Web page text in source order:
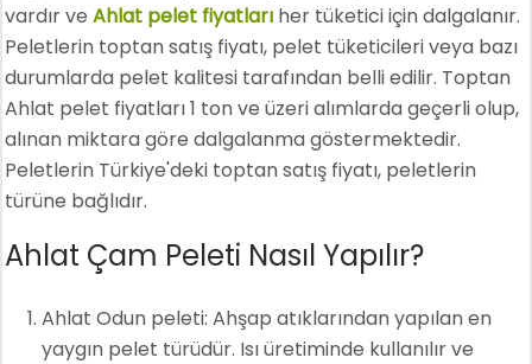
vardır veAhlat pelet fiyatları her tüketici için dalgalanır.
Peletlerin toptan satış fiyatı, pelet tüketicileri veya bazı
durumlarda pelet kalitesi tarafından belli edilir. Toptan
Ahlat pelet fiyatları 1 ton ve üzeri alımlarda geçerli olup,
alınan miktara göre dalgalanma göstermektedir.
Peletlerin Türkiye'deki toptan satış fiyatı, peletlerin
türüne bağlıdır.
Ahlat Çam Peleti Nasıl Yapılır?
Ahlat Odun peleti: Ahşap atıklarından yapılan en
yaygın pelet türüdür. Isı üretiminde kullanılır ve